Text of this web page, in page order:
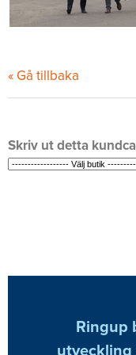
« Gå tillbaka
Skriv ut detta
Ringup